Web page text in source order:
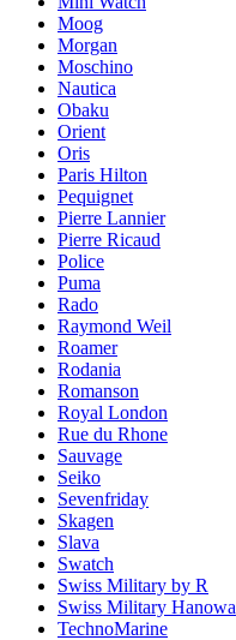
Moog
Morgan
Moschino
Nautica
Obaku
Orient
Oris
Paris Hilton
Pequignet
Pierre Lannier
Pierre Ricaud
Police
Puma
Rado
Raymond Weil
Roamer
Rodania
Romanson
Royal London
Rue du Rhone
Sauvage
Seiko
Sevenfriday
Skagen
Slava
Swatch
Swiss Military by R
Swiss Military Hanowa
TechnoMarine